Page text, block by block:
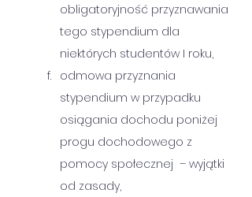
obligatoryjność przyznawania
tego stypendium dla
niektórych studentów I roku,
odmowa przyznania
stypendium w przypadku
osiągania dochodu poniżej
progu dochodowego z
pomocy społecznej  – wyjątki
od zasady,